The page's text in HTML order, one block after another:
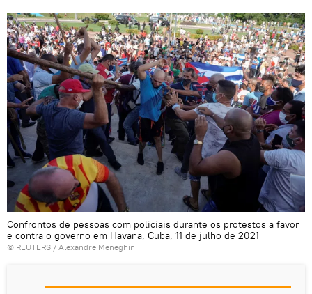
Confrontos de pessoas com policiais durante os protestos a favor
e contra o governo em Havana, Cuba, 11 de julho de 2021
© REUTERS / Alexandre Meneghini